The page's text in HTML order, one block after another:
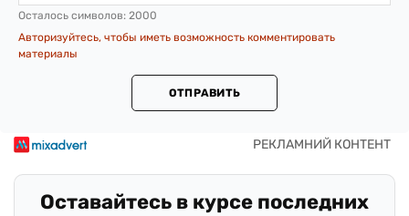
Осталось символов: 2000
Авторизуйтесь, чтобы иметь возможность комментировать
материалы
ОТПРАВИТЬ
Оставайтесь в курсе последних